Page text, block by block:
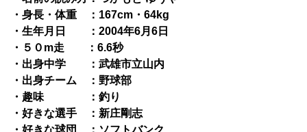
・身長・体重 ：167cm・64kg
・生年月日 ：2004年6月6日
・５０m走 ：6.6秒
・出身中学 ：武雄市立山内
・出身チーム ：野球部
・趣味 ：釣り
・好きな選手 ：新庄剛志
・好きな球団 ：ソフトバンク